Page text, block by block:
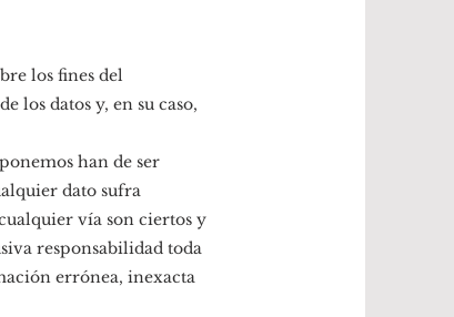
los fines del
los datos y, en su caso,
han de ser
dato sufra
vía son ciertos y
responsabilidad toda
errónea, inexacta